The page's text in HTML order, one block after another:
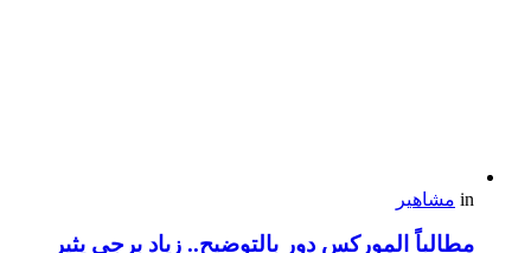
in مشاهير
مطالباً الموركس دور بالتوضيح.. زياد برجي يثير